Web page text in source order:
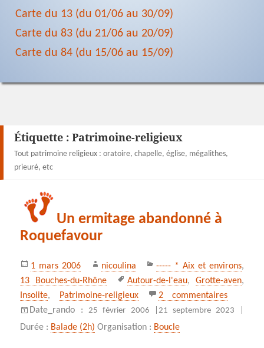
Carte du 13 (du 01/06 au 30/09)
Carte du 83 (du 21/06 au 20/09)
Carte du 84 (du 15/06 au 15/09)
Étiquette : Patrimoine-religieux
Tout patrimoine religieux : oratoire, chapelle, église, mégalithes,
prieuré, etc
Un ermitage abandonné à
Roquefavour
Publié
le
1 mars 2006 Auteur
nicoulina Catégories
----- * Aix et environs,
13 Bouches-du-Rhône
Mots-
clés
Autour-de-l'eau, Grotte-aven,
Insolite, Patrimoine-religieux 2 commentairessur Un
Date_rando : 25 février 2006 | 21 septembre 2023 |
Durée : Balade (2h) Organisation : Boucle